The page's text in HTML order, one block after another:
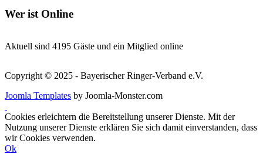
Wer ist Online
Aktuell sind 4195 Gäste und ein Mitglied online
Copyright © 2025 - Bayerischer Ringer-Verband e.V.
Joomla Templates by Joomla-Monster.com
Cookies erleichtern die Bereitstellung unserer Dienste. Mit der
Nutzung unserer Dienste erklären Sie sich damit einverstanden, dass
wir Cookies verwenden.
Ok